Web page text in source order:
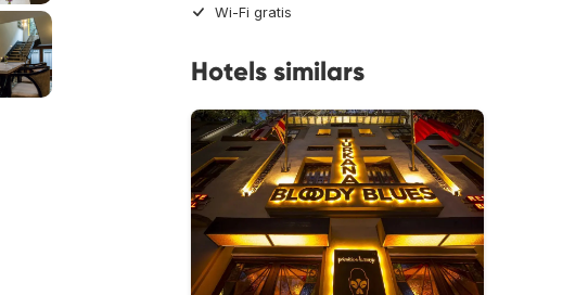
Wi-Fi gratis
Hotels similars